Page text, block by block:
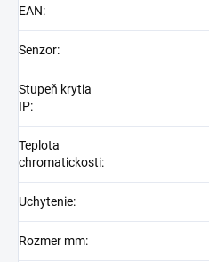
EAN:
Senzor:
Stupeň krytia
IP:
Teplota
chromatickosti:
Uchytenie:
Rozmer mm: